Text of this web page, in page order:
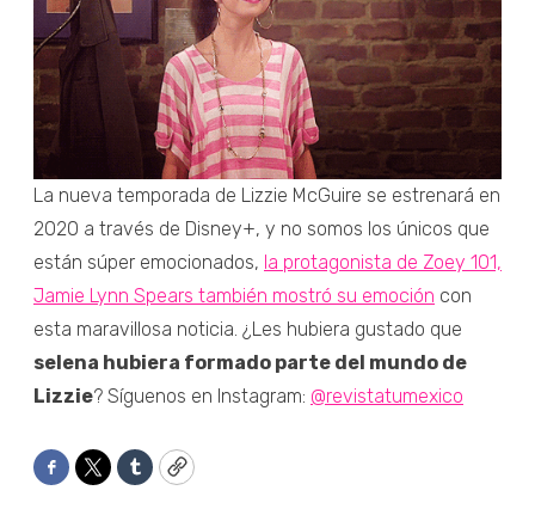
La nueva temporada de Lizzie McGuire se estrenará en
2020 a través de Disney+, y no somos los únicos que
están súper emocionados, la protagonista de Zoey 101,
Jamie Lynn Spears también mostró su emoción con
esta maravillosa noticia. ¿Les hubiera gustado que
selena hubiera formado parte del mundo de
Lizzie? Síguenos en Instagram: @revistatumexico
Facebook
TwitterTumblrCopy